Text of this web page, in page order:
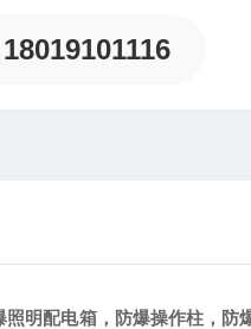
18019101116
明配电箱，防爆操作柱，防